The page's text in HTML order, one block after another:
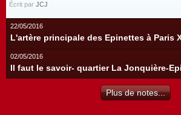
Écrit par JCJ
22/05/2016
L'artère principale des Epinettes à Paris
02/05/2016
Il faut le savoir- quartier La Jonquière-
Plus de notes...